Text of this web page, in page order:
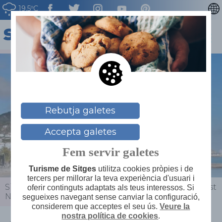
19.5ºC
ENGLISH
ESPAÑOL
FRANÇAIS
Sitges > Actualitat > Agenda > Sitgestiu - Modernist
Night Tour
Rebutja galetes
Accepta galetes
Fem servir galetes
Turisme de Sitgesutilitza cookies pròpies i de
tercers per millorar la teva experiència d'usuari i
oferir continguts adaptats als teus interessos. Si
segueixes navegant sense canviar la configuració,
considerem que acceptes el seu ús.Veure la
nostra política de cookies.